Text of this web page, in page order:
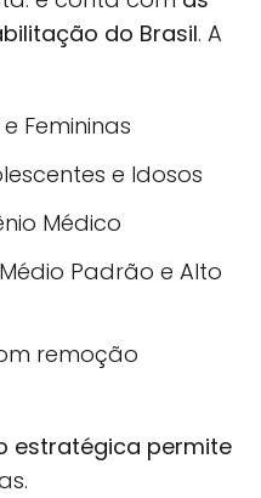
do Brasil. A
Femininas
e Idosos
Médico
Padrão e Alto
remoção
estratégica permite